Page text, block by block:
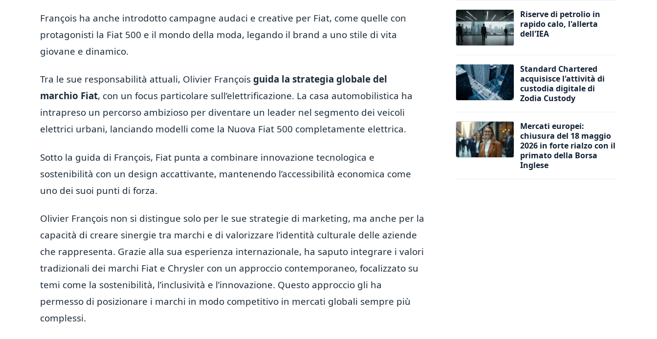
François ha anche introdotto campagne audaci e creative per Fiat, come quelle con
protagonisti la Fiat 500 e il mondo della moda, legando il brand a uno stile di vita
giovane e dinamico.
Tra le sue responsabilità attuali, Olivier Françoisguida la strategia globale del
marchio Fiat, con un focus particolare sull’elettrificazione. La casa automobilistica ha
intrapreso un percorso ambizioso per diventare un leader nel segmento dei veicoli
elettrici urbani, lanciando modelli come la Nuova Fiat 500 completamente elettrica.
Sotto la guida di François, Fiat punta a combinare innovazione tecnologica e
sostenibilità con un design accattivante, mantenendo l’accessibilità economica come
uno dei suoi punti di forza.
Olivier François non si distingue solo per le sue strategie di marketing, ma anche per la
capacità di creare sinergie tra marchi e di valorizzare l’identità culturale delle aziende
che rappresenta. Grazie alla sua esperienza internazionale, ha saputo integrare i valori
tradizionali dei marchi Fiat e Chrysler con un approccio contemporaneo, focalizzato su
temi come la sostenibilità, l’inclusività e l’innovazione. Questo approccio gli ha
permesso di posizionare i marchi in modo competitivo in mercati globali sempre più
complessi.
Riserve di petrolio in
rapido calo, l'allerta
dell'IEA
Standard Chartered
acquisisce l'attività di
custodia digitale di
Zodia Custody
Mercati europei:
chiusura del 18 maggio
2026 in forte rialzo con il
primato della Borsa
Inglese